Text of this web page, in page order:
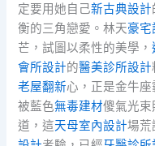
定要用她自己新古典設計
衡的三角戀愛。林天豪宅
芒，試圖以柔性的美學，
會所設計的醫美診所設計
老屋翻新心，正是金牛座
被藍色無毒建材傻氣光
道，這天母室內設計場荒